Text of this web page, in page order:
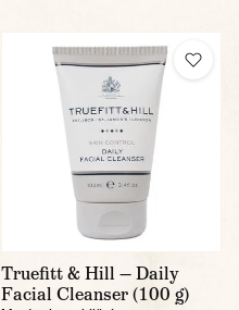
Truefitt & Hill — Daily
Facial Cleanser (100 g)